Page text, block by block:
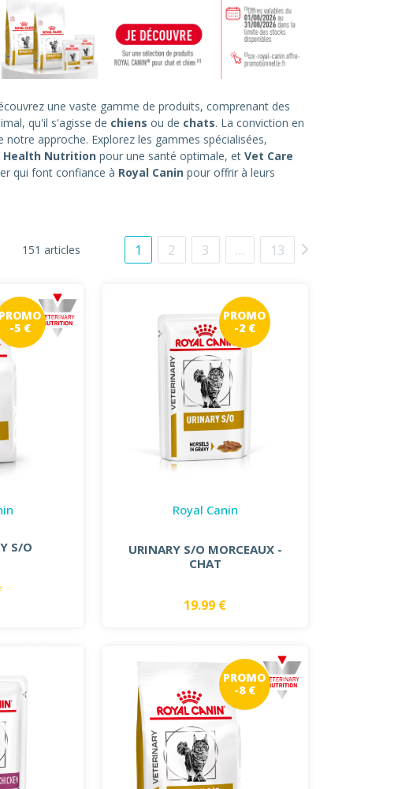
une vaste gamme de produits, comprenant des
qu'il s'agisse de chiens ou de chats. La conviction en
approche. Explorez les gammes spécialisées,
Health Nutrition pour une santé optimale, et Vet Care
qui font confiance à Royal Canin pour offrir à leurs
151 articles 1 2 3 … 13
PROMO
-5 €
S/O
PROMO
-2 €
Royal Canin
URINARY S/O MORCEAUX -
CHAT
19.99 €
PROMO
-8 €